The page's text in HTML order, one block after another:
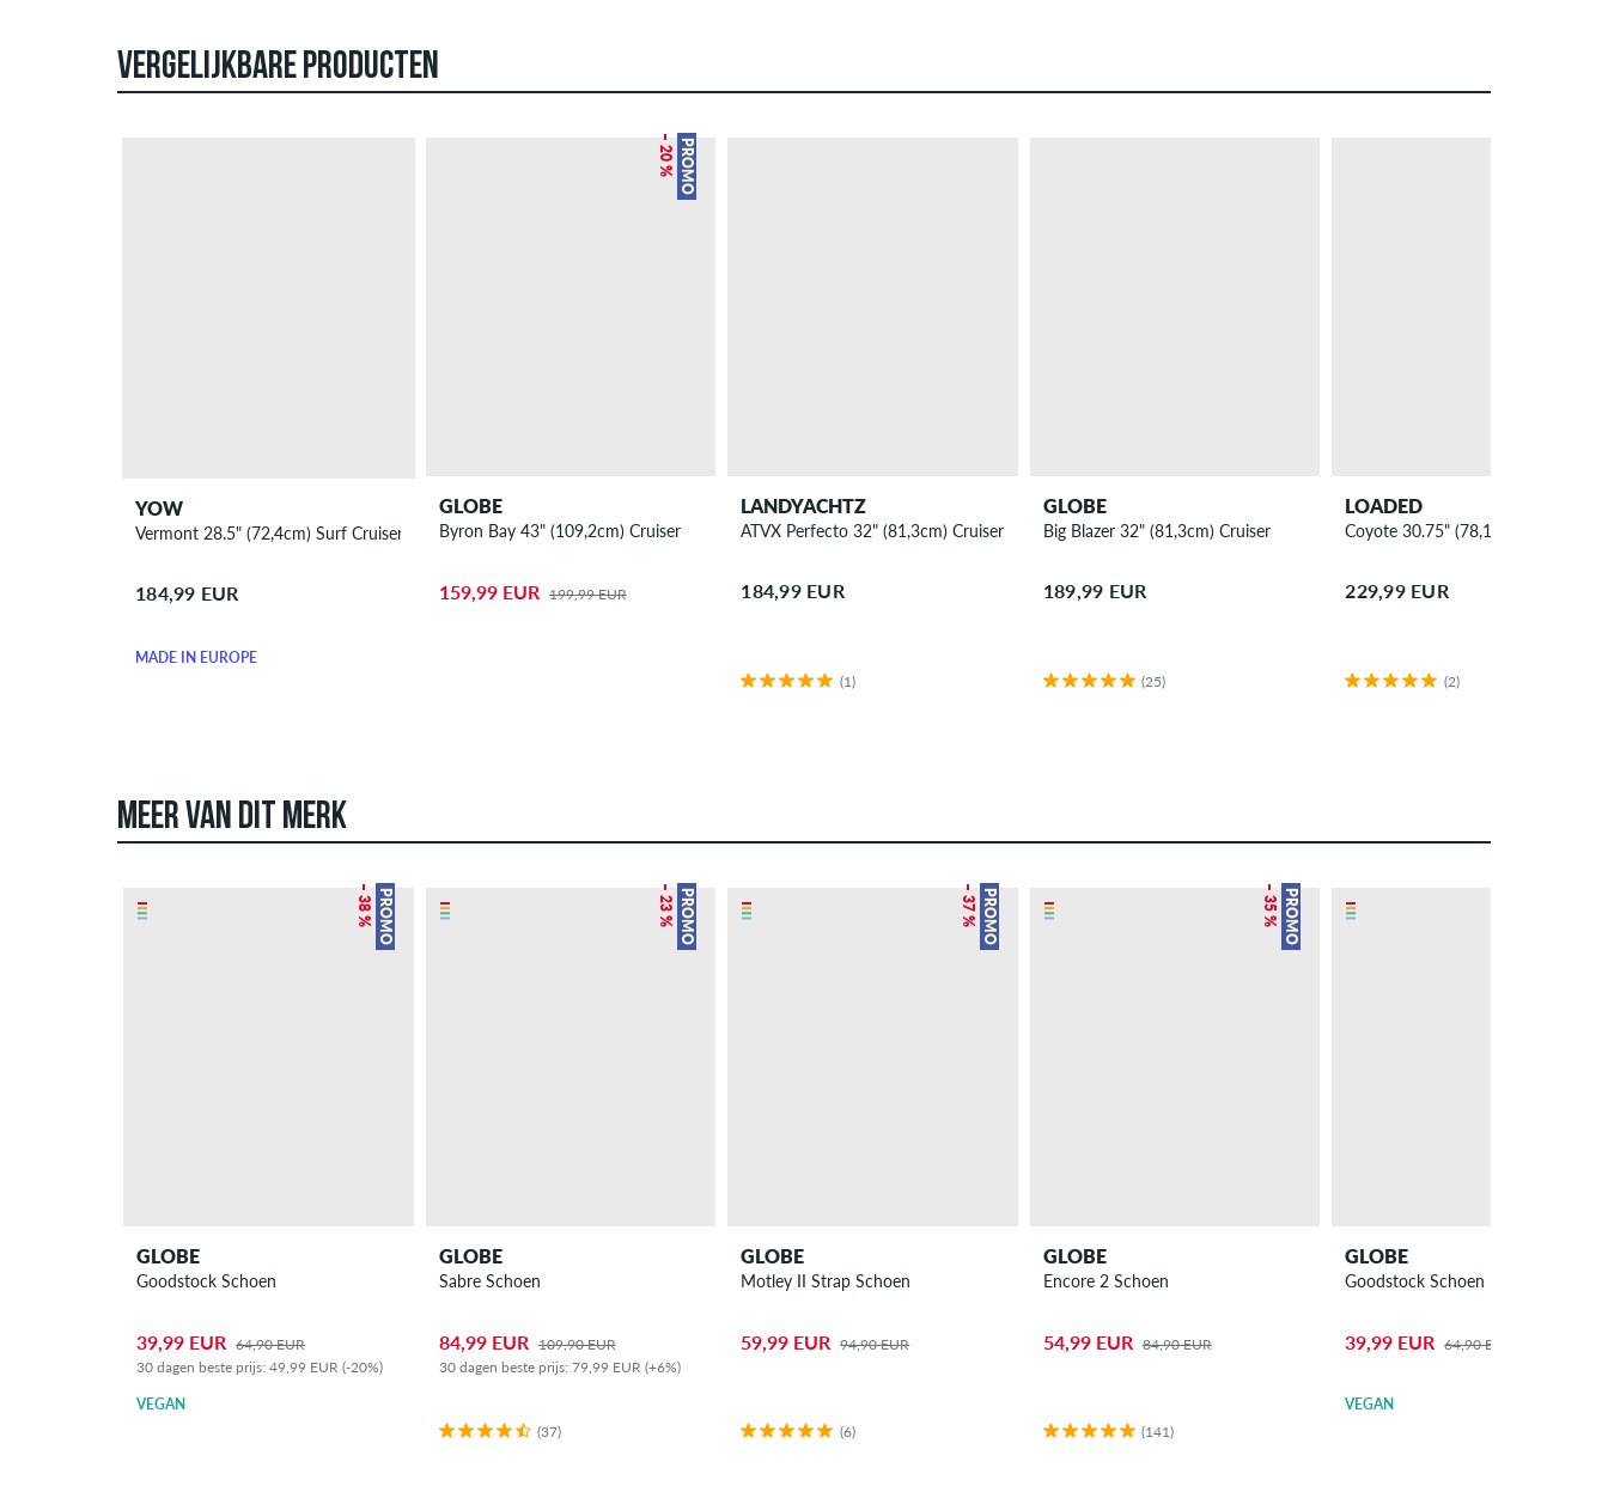
VERGELIJKBARE PRODUCTEN
YOW
Vermont 28.5" (72,4cm) Surf Cruiser
184,99 EUR
MADE IN EUROPE
PROMO
– 20 %
GLOBE
Byron Bay 43" (109,2cm) Cruiser
159,99 EUR 199,99 EUR
LANDYACHTZ
ATVX Perfecto 32" (81,3cm) Cruiser
184,99 EUR
(1)
GLOBE
Big Blazer 32" (81,3cm) Cruiser
189,99 EUR
(25)
LOADED
Coyote 30.75" (78,1cm) Cruiser
229,99 EUR
(2)
MEER VAN DIT MERK
PROMO
– 38 %
GLOBE
Goodstock Schoen
39,99 EUR 64,90 EUR
30 dagen beste prijs: 49,99 EUR (-20%)
VEGAN
PROMO
– 23 %
GLOBE
Sabre Schoen
84,99 EUR 109,90 EUR
30 dagen beste prijs: 79,99 EUR (+6%)
(37)
PROMO
– 37 %
GLOBE
Motley II Strap Schoen
59,99 EUR 94,90 EUR
(6)
PROMO
– 35 %
GLOBE
Encore 2 Schoen
54,99 EUR 84,90 EUR
(141)
GLOBE
Goodstock Schoen
39,99 EUR 64,90 EUR
VEGAN